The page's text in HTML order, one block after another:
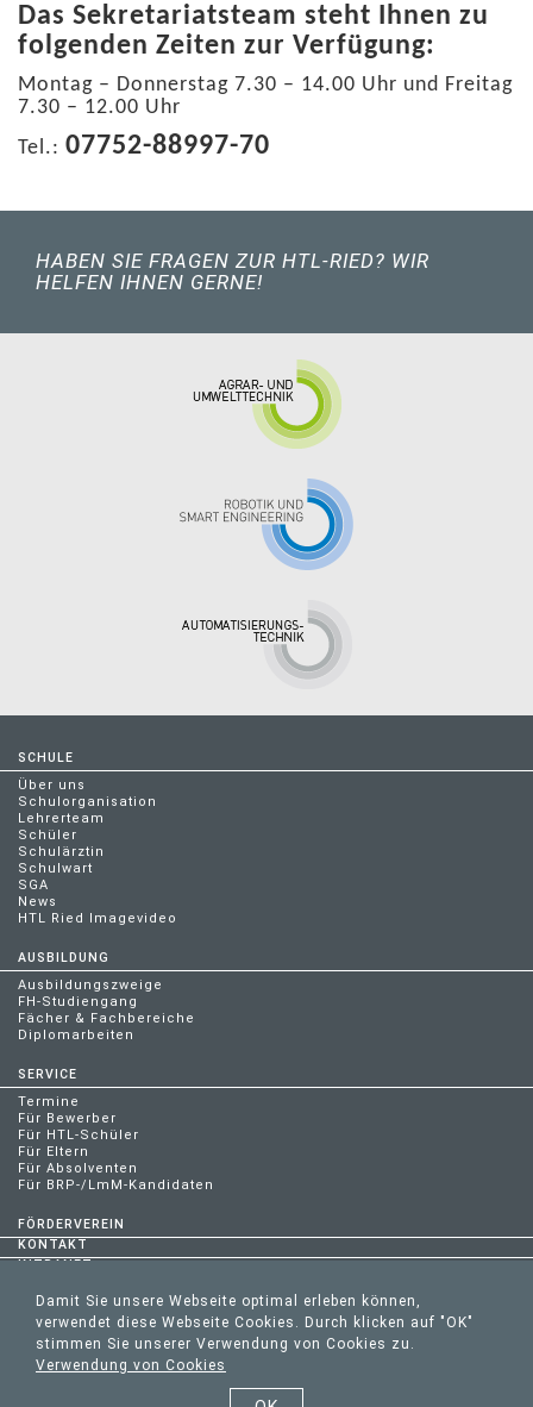
Das Sekretariatsteam steht Ihnen zu
folgenden Zeiten zur Verfügung:
Montag – Donnerstag 7.30 – 14.00 Uhr und Freitag
7.30 – 12.00 Uhr
Tel.: 07752-88997-70
HABEN SIE FRAGEN ZUR HTL-RIED? WIR
HELFEN IHNEN GERNE!
SCHULE
Über uns
Schulorganisation
Lehrerteam
Schüler
Schulärztin
Schulwart
SGA
News
HTL Ried Imagevideo
AUSBILDUNG
Ausbildungszweige
FH-Studiengang
Fächer & Fachbereiche
Diplomarbeiten
SERVICE
Termine
Für Bewerber
Für HTL-Schüler
Für Eltern
Für Absolventen
Für BRP-/LmM-Kandidaten
FÖRDERVEREIN
KONTAKT
INTRANET
HTL RIED | MOLKEREISTRASSE 2 | 4910 RIED IM INNKREIS | AUSTRIA |
Damit Sie unsere Webseite optimal erleben können,
verwendet diese Webseite Cookies. Durch klicken auf "OK"
stimmen Sie unserer Verwendung von Cookies zu.
Verwendung von Cookies